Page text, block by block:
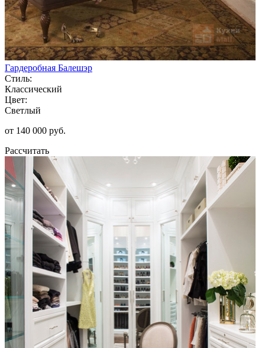
Гардеробная Балешэр
Стиль:
Классический
Цвет:
Светлый
от 140 000 руб.
Рассчитать